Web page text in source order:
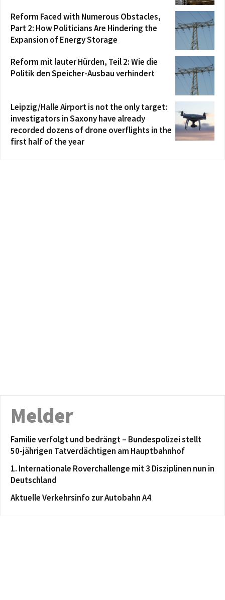
Reform Faced with Numerous Obstacles,
Part 2: How Politicians Are Hindering the
Expansion of Energy Storage
Reform mit lauter Hürden, Teil 2: Wie die
Politik den Speicher-Ausbau verhindert
Leipzig/Halle Airport is not the only target:
investigators in Saxony have already
recorded dozens of drone overflights in the
first half of the year
Melder
Familie verfolgt und bedrängt – Bundespolizei stellt
50-jährigen Tatverdächtigen am Hauptbahnhof
1. Internationale Roverchallenge mit 3 Disziplinen nun in
Deutschland
Aktuelle Verkehrsinfo zur Autobahn A4